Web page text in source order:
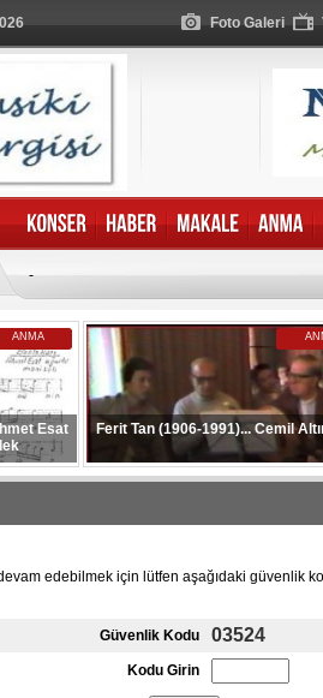
Foto Galeri
-
ANMA
Esat
Ferit Tan (1906-1991)... Cemil
edebilmek için lütfen aşağıdaki güvenlik
Güvenlik Kodu 03524
Kodu Girin